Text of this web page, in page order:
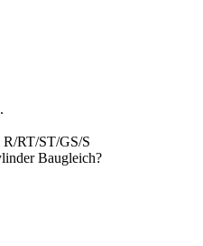
R/RT/ST/GS/S
Baugleich?